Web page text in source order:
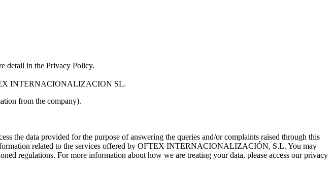
detail in the Privacy Policy.
INTERNACIONALIZACION SL.
from the company).
data provided for the purpose of answering the queries and/or complaints raised through this
related to the services offered by OFTEX INTERNACIONALIZACIÓN, S.L. You may
regulations. For more information about how we are treating your data, please access our privacy